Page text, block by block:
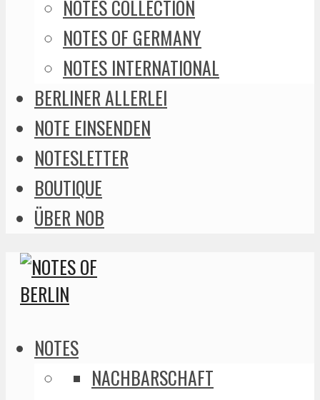
NOTES COLLECTION
NOTES OF GERMANY
NOTES INTERNATIONAL
BERLINER ALLERLEI
NOTE EINSENDEN
NOTESLETTER
BOUTIQUE
ÜBER NOB
NOTES
NACHBARSCHAFT